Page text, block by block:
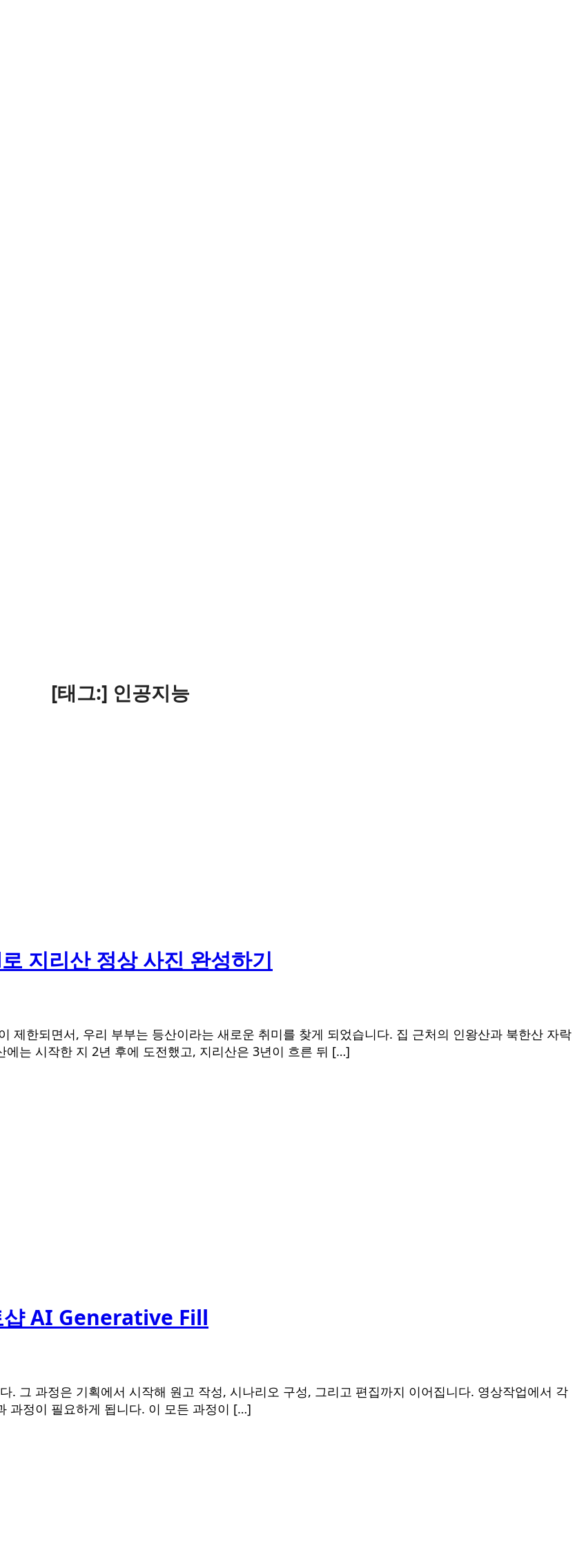
[태그:] 인공지능
지리산 정상 사진 완성하기
제한되면서, 우리 부부는 등산이라는 새로운 취미를 찾게 되었습니다. 집 근처의 인왕산과 북한산 자락
는 시작한 지 2년 후에 도전했고, 지리산은 3년이 흐른 뒤 […]
샵 AI Generative Fill
. 그 과정은 기획에서 시작해 원고 작성, 시나리오 구성, 그리고 편집까지 이어집니다. 영상작업에서 각
과정이 필요하게 됩니다. 이 모든 과정이 […]